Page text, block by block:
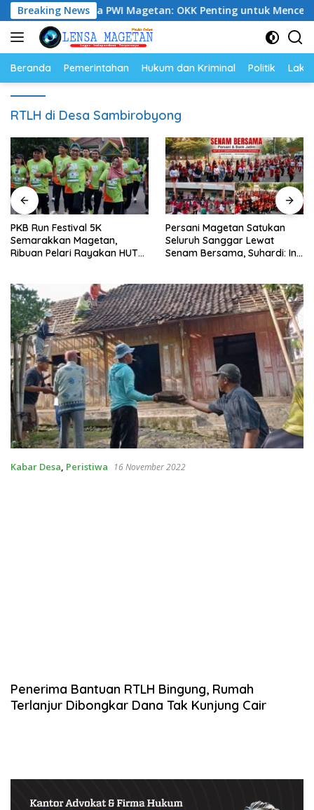
Langsung
ke
konten
Breaking News
Ketua PWI Magetan: OKK Penting untuk Mencetak
Beranda Pemerintahan Hukum dan Kriminal Politik
RTLH di Desa Sambirobyong
PKB Run Festival 5K
Semarakkan Magetan,
Ribuan Pelari Rayakan HUT
Persani Magetan Satukan
Seluruh Sanggar Lewat
Senam Bersama, Suhardi: Ini
Kabar Desa, Peristiwa 16 November 2022
Penerima Bantuan RTLH Bingung, Rumah
Terlanjur Dibongkar Dana Tak Kunjung Cair